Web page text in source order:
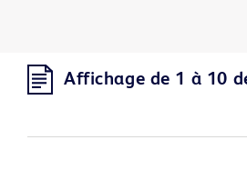
Affichage de 1 à 10